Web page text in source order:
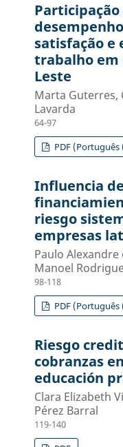
satisfação e
trabalho em
Leste
Marta Guterres,
Lavarda
64-97
PDF (Português
Influencia
riesgo
empresas
Paulo Alexandre
Manoel
98-118
PDF (Português
Riesgo
cobranzas
educación
Clara Elizabeth
Pérez Barral
119-140